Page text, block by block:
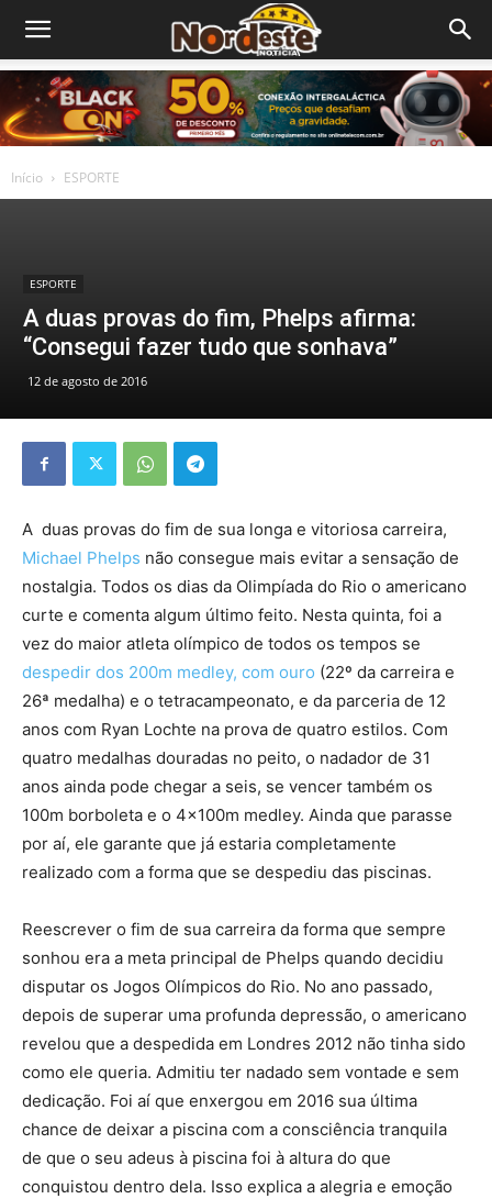
Início ESPORTE
ESPORTE
A duas provas do fim, Phelps afirma:
“Consegui fazer tudo que sonhava”
12 de agosto de 2016
A duas provas do fim de sua longa e vitoriosa carreira,
Michael Phelps não consegue mais evitar a sensação de
nostalgia. Todos os dias da Olimpíada do Rio o americano
curte e comenta algum último feito. Nesta quinta, foi a
vez do maior atleta olímpico de todos os tempos se
despedir dos 200m medley, com ouro (22º da carreira e
26ª medalha) e o tetracampeonato, e da parceria de 12
anos com Ryan Lochte na prova de quatro estilos. Com
quatro medalhas douradas no peito, o nadador de 31
anos ainda pode chegar a seis, se vencer também os
100m borboleta e o 4x100m medley. Ainda que parasse
por aí, ele garante que já estaria completamente
realizado com a forma que se despediu das piscinas.
Reescrever o fim de sua carreira da forma que sempre
sonhou era a meta principal de Phelps quando decidiu
disputar os Jogos Olímpicos do Rio. No ano passado,
depois de superar uma profunda depressão, o americano
revelou que a despedida em Londres 2012 não tinha sido
como ele queria. Admitiu ter nadado sem vontade e sem
dedicação. Foi aí que enxergou em 2016 sua última
chance de deixar a piscina com a consciência tranquila
de que o seu adeus à piscina foi à altura do que
conquistou dentro dela. Isso explica a alegria e emoção